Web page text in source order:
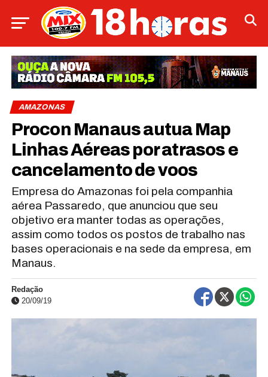
AMAZONAS
Procon Manaus autua Map
Linhas Aéreas por atrasos e
cancelamento de voos
Empresa do Amazonas foi pela companhia
aérea Passaredo, que anunciou que seu
objetivo era manter todas as operações,
assim como todos os postos de trabalho nas
bases operacionais e na sede da empresa, em
Manaus.
Redação
20/09/19